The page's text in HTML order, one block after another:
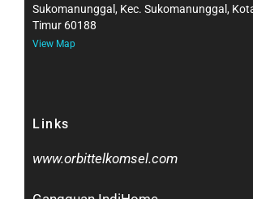
Sukomanunggal, Kec. Sukomanunggal,
Timur 60188
View Map
Links
www.orbittelkomsel.com